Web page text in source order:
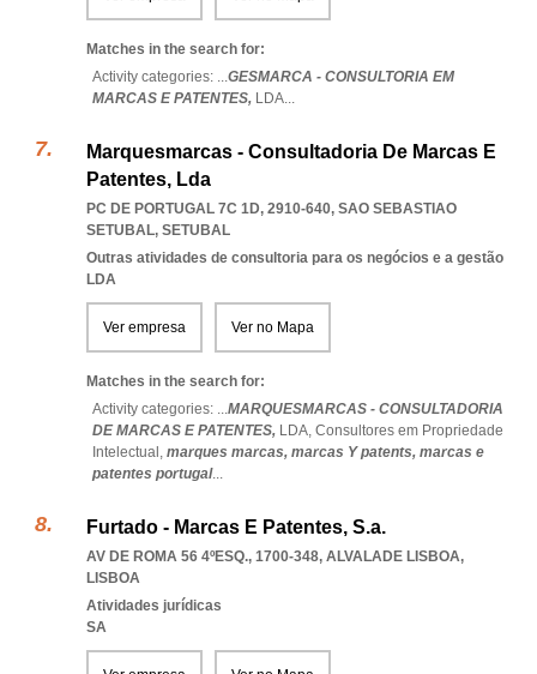
Matches in the search for:
Activity categories: ...GESMARCA - CONSULTORIA EM
MARCAS E PATENTES, LDA...
Marquesmarcas - Consultadoria De Marcas E
Patentes, Lda
PC DE PORTUGAL 7C 1D, 2910-640, SAO SEBASTIAO
SETUBAL, SETUBAL
Outras atividades de consultoria para os negócios e a gestão
LDA
Ver empresa Ver no Mapa
Matches in the search for:
Activity categories: ...MARQUESMARCAS - CONSULTADORIA
DE MARCAS E PATENTES, LDA, Consultores em Propriedade
Intelectual, marques marcas, marcas Y patents, marcas e
patentes portugal...
Furtado - Marcas E Patentes, S.a.
AV DE ROMA 56 4ºESQ., 1700-348, ALVALADE LISBOA,
LISBOA
Atividades jurídicas
SA